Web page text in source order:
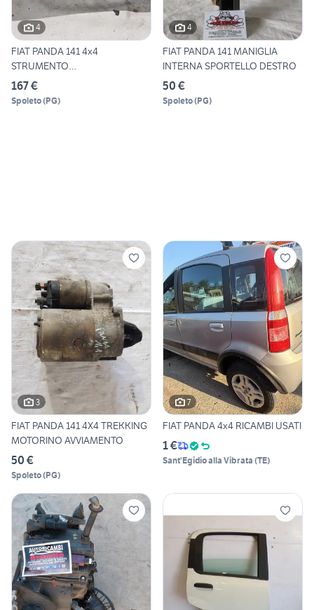
4
FIAT PANDA 141 4x4
STRUMENTO
CONTACHILOMETRI
167 €
Spoleto(PG)
4
FIAT PANDA 141 MANIGLIA
INTERNA SPORTELLO DESTRO
50 €
Spoleto(PG)
3
FIAT PANDA 141 4X4 TREKKING
MOTORINO AVVIAMENTO
50 €
Spoleto(PG)
7
FIAT PANDA 4x4 RICAMBI USATI
1 €
Sant'Egidio alla Vibrata (TE)